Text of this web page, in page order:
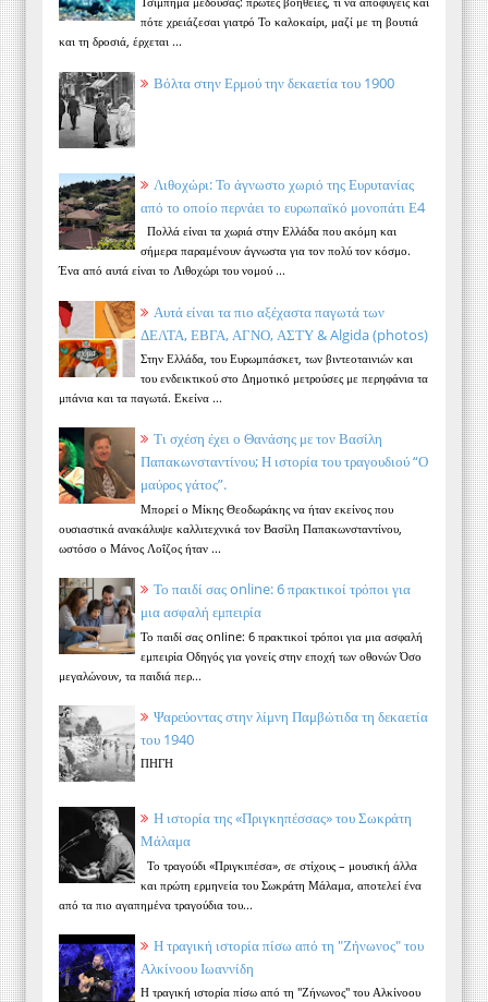
πότε χρειάζεσαι γιατρό Το καλοκαίρι, μαζί με τη βουτιά
και τη δροσιά, έρχεται ...
Βόλτα στην Ερμού την δεκαετία του 1900
Λιθοχώρι: Το άγνωστο χωριό της Ευρυτανίας
από το οποίο περνάει το ευρωπαϊκό μονοπάτι Ε4
Πολλά είναι τα χωριά στην Ελλάδα που ακόμη και
σήμερα παραμένουν άγνωστα για τον πολύ τον κόσμο.
Ένα από αυτά είναι το Λιθοχώρι του νομού ...
Αυτά είναι τα πιο αξέχαστα παγωτά των
ΔΕΛΤΑ, ΕΒΓΑ, ΑΓΝΟ, ΑΣΤΥ & Algida (photos)
Στην Ελλάδα, του Ευρωμπάσκετ, των βιντεοταινιών και
του ενδεικτικού στο Δημοτικό μετρούσες με περηφάνια τα
μπάνια και τα παγωτά. Εκείνα ...
Τι σχέση έχει ο Θανάσης με τον Βασίλη
Παπακωνσταντίνου; Η ιστορία του τραγουδιού “Ο
μαύρος γάτος”.
Μπορεί ο Μίκης Θεοδωράκης να ήταν εκείνος που
ουσιαστικά ανακάλυψε καλλιτεχνικά τον Βασίλη Παπακωνσταντίνου,
ωστόσο ο Μάνος Λοΐζος ήταν ...
Το παιδί σας online: 6 πρακτικοί τρόποι για
μια ασφαλή εμπειρία
Το παιδί σας online: 6 πρακτικοί τρόποι για μια ασφαλή
εμπειρία Οδηγός για γονείς στην εποχή των οθονών Όσο
μεγαλώνουν, τα παιδιά περ...
Ψαρεύοντας στην λίμνη Παμβώτιδα τη δεκαετία
του 1940
ΠΗΓΗ
Η ιστορία της «Πριγκηπέσσας» του Σωκράτη
Μάλαμα
Το τραγούδι «Πριγκιπέσα», σε στίχους – μουσική άλλα
και πρώτη ερμηνεία του Σωκράτη Μάλαμα, αποτελεί ένα
από τα πιο αγαπημένα τραγούδια του...
Η τραγική ιστορία πίσω από τη "Ζήνωνος" του
Αλκίνοου Ιωαννίδη
Η τραγική ιστορία πίσω από τη "Ζήνωνος" του Αλκίνοου